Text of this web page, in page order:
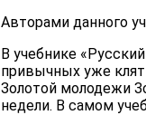
Авторами данного
В учебнике
привычных уже
Золотой молодежи
недели. В самом